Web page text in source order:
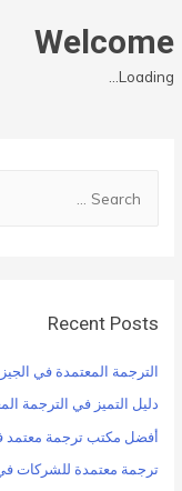
Welcome
Loading...
Recent Posts
الترجمة المعتمدة في
دليل التميز في الترجمة
أفضل مكتب ترجمة معتمد
ترجمة معتمدة للشركات